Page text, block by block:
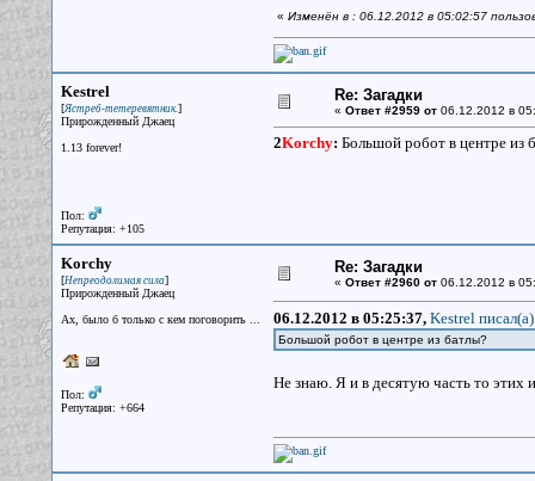
« Изменён в : 06.12.2012 в 05:02:57
Kestrel
[Ястреб-тетеревятник.]
Прирожденный Джаец
1.13 forever!
Пол:
Репутация: +105
Re: Загадки
« Ответ #2959 от06.12.2012 в
2Korchy: Большой робот в центре из
Korchy
[Непреодолимая сила]
Прирожденный Джаец
Ах, было б только с кем поговорить ...
Пол:
Репутация: +664
Re: Загадки
« Ответ #2960 от06.12.2012 в
06.12.2012 в 05:25:37, Kestrel писал(a)
Большой робот в центре из батлы?
Не знаю. Я и в десятую часть то этих